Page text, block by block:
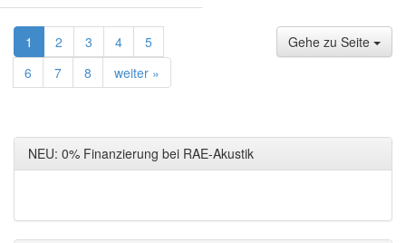
1 2 3 4
5
6
7 8 weiter »
Gehe zu Seite
NEU: 0% Finanzierung bei RAE-Akustik